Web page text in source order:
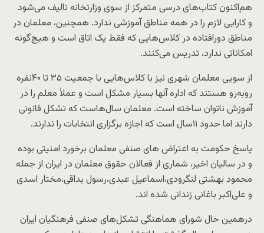
هم‌اکنون کتاب‌های درسی متمرکز از سوی وزارتخانه تالیف می‌شود
و کارایی لازم را در همه مناطق آموزشی ندارد. همچنین، معلمان در
مناطق دورافتاده در کلاس‌هایی که فقط یک اتاق است و هیچ‌گونه
امکاناتی ندارد، تدریس می‌کنند.
از سویی معلمان شهری نیز با کلاس‌هایی با جمعیت ۳۵ تا ۴۰نفره
روبه‌رو هستند که اداره آنها بسیار مشکل است و عملاً معلم را در
آموزش ناتوان ساخته است. معلمان سال‌هاست که تشکل قانونی
دارند اما حدود ۱۱سال است که اجازه برگزاری انتخابات را ندارند.
پاسخ حکومت به اعتراض های صنفی معلمان برخورد امنیتی بوده
و در سالیان اخیر، شماری از فعالان حقوق معلمان در ایران از جمله
محمود بهشتی لنگرودی،اسماعیل عبدی،رسول بداقی،مختار اسدی
و علی‌اکبر باغانی زندانی شده اند.
درهمین حال شورای هماهنگی تشکل‌های صنفی فرهنگیان ایران